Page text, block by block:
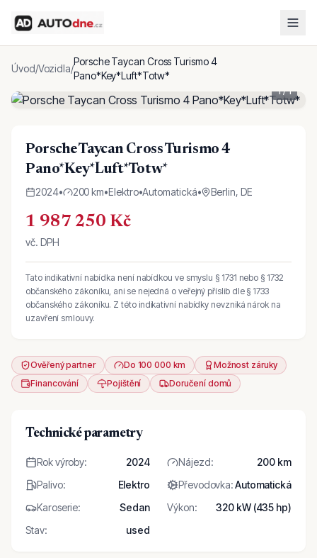
Úvod/Vozidla/
Porsche Taycan Cross Turismo 4
Pano*Key*Luft*Totw*
1/1
Porsche Taycan Cross Turismo 4
Pano*Key*Luft*Totw*
2024• 200 km•Elektro•Automatická• Berlin, DE
1 987 250 Kč
vč. DPH
Tato indikativní nabídka není nabídkou ve smyslu § 1731 nebo § 1732
občanského zákoníku, ani se nejedná o veřejný příslib dle § 1733
občanského zákoníku. Z této indikativní nabídky nevzniká nárok na
uzavření smlouvy.
Ověřený partner Do 100 000 km
Možnost záruky
Financování
Pojištění Doručení domů
Technické parametry
Rok výroby: 2024 Nájezd:
200 km
Palivo: Elektro Převodovka:Automatická
Karoserie: Sedan Výkon:
320 kW (435 hp)
Stav: used